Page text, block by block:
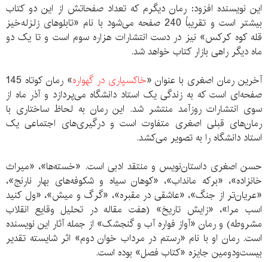
این نویسنده افزود: رمان دیگرم که تعداد صفحاتش از این دو کتاب
بیشتر است و تقریباً 240 صفحه می‌شود با نام «تابلوهای زلزله‌خیز
قله کوه کرکس» نیز در دست انتشارات هزاره سوم است و تا یک دو
ماه دیگر راهی بازار کتاب خواهد شد.
آخرین رمان اصغری با عنوان «خاکسپاری در گهواره
» رمان کوتاه 145
صفحه‌ای است که به زندگی یک استاد دانشگاه می‌پردازد و آذر ماه از
سوی انتشارات روزآمد منتشر شد. این رمان به لحاظ ساختاری با
رمان‌های قبلی اصغری متفاوت است و درگیری‌های اجتماعی یک
استاد دانشگاه را به تصویر می‌کشد.
حسن اصغری داستان‌نویس و منتقد ادبی است. «خسته‌ها»، «میراث
خانزاده»، «برکه مانداب»، «کوهان سیاه و شکوفه‌های بهار نارنج»،
«عریان‌تر از جنگ»، «عاشقی در مقبره»، «گرگ و میش»، «ول کنید
اسب مرا»، «زایش تاریخ» (هفت مقاله در تحلیل وقایع انقلاب
مشروطه) و رمان «آواز فواره آب و گنجشک» از جمله آثار این نویسنده
است. رمان او با نام «رستم در مرداب خوان دوم» اثر شایسته تقدیر
بیست‌ودومین جایزه «کتاب فصل» بوده است.